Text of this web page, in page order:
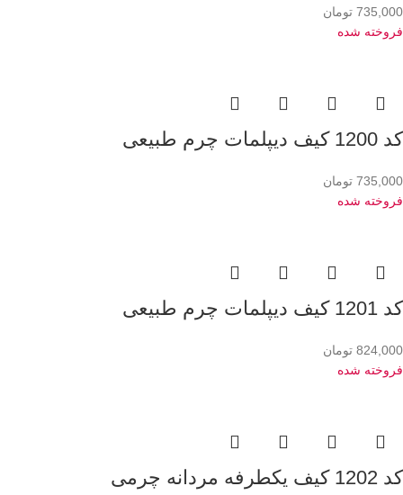
735,000 تومان
فروخته شده
کد 1200 کیف دیپلمات چرم طبیعی
735,000 تومان
فروخته شده
کد 1201 کیف دیپلمات چرم طبیعی
824,000 تومان
فروخته شده
کد 1202 کیف یکطرفه مردانه چرمی